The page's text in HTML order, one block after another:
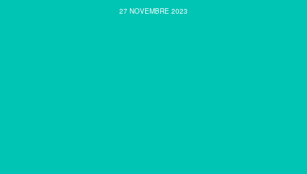
27 NOVEMBRE 2023